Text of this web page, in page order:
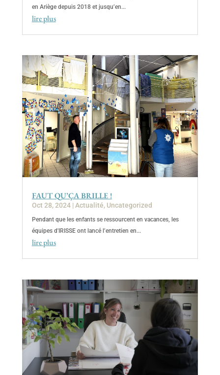
en Ariège depuis 2018 et jusqu’en...
lire plus
FAUT QU’ÇA BRILLE !
Oct 28, 2024|Actualité, Uncategorized
Pendant que les enfants se ressourcent en vacances, les
équipes d'IRISSE ont lancé l’entretien en...
lire plus